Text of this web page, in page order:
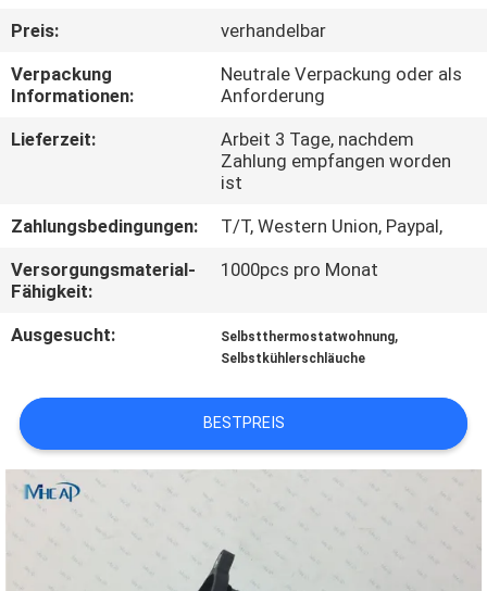
KONTAKTIERE
UNS
FORDERN
ZITAT
SITEMAP
POLICY
Preis:
verhandelbar
Verpackung
Informationen:
Neutrale Verpackung oder als
Anforderung
Lieferzeit:
Arbeit 3 Tage, nachdem
Zahlung empfangen worden
ist
Zahlungsbedingungen:
T/T, Western Union, Paypal,
Versorgungsmaterial-
Fähigkeit:
1000pcs pro Monat
Ausgesucht: Selbstthermostatwohnung,
Selbstkühlerschläuche
BESTPREIS